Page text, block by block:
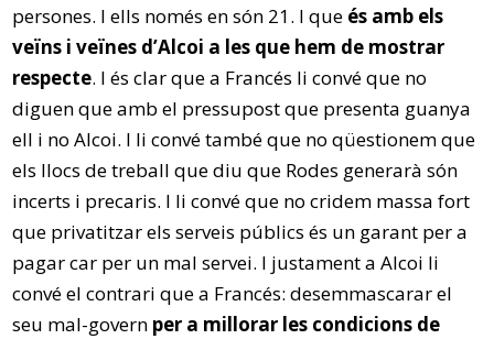
persones. I ells només en són 21. I que és amb els
veïns i veïnes d’Alcoi a les que hem de mostrar
respecte. I és clar que a Francés li convé que no
diguen que amb el pressupost que presenta guanya
ell i no Alcoi. I li convé també que no qüestionem que
els llocs de treball que diu que Rodes generarà són
incerts i precaris. I li convé que no cridem massa fort
que privatitzar els serveis públics és un garant per a
pagar car per un mal servei. I justament a Alcoi li
convé el contrari que a Francés: desemmascarar el
seu mal-govern per a millorar les condicions de